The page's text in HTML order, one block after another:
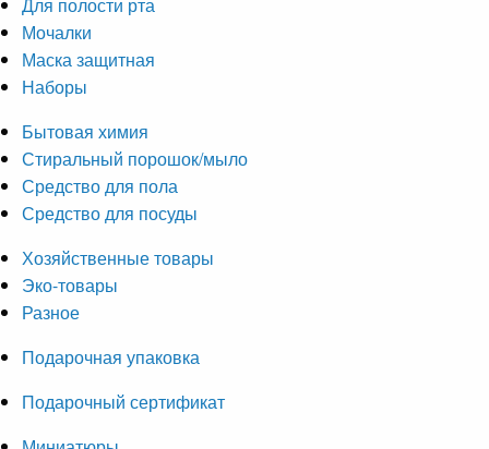
Для полости рта
Мочалки
Маска защитная
Наборы
Бытовая химия
Стиральный порошок/мыло
Средство для пола
Средство для посуды
Хозяйственные товары
Эко-товары
Разное
Подарочная упаковка
Подарочный сертификат